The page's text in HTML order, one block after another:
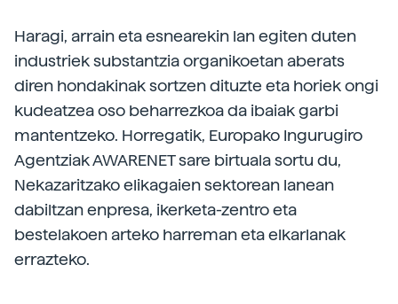
Haragi, arrain eta esnearekin lan egiten duten
industriek substantzia organikoetan aberats
diren hondakinak sortzen dituzte eta horiek ongi
kudeatzea oso beharrezkoa da ibaiak garbi
mantentzeko. Horregatik, Europako Ingurugiro
Agentziak AWARENET sare birtuala sortu du,
Nekazaritzako elikagaien sektorean lanean
dabiltzan enpresa, ikerketa-zentro eta
bestelakoen arteko harreman eta elkarlanak
errazteko.